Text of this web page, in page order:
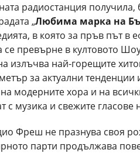
радиостанция получила,
„Любима марка на
в която за пръв път в
се превърне в култовото
излъчва най-горещите
за актуални тенденции
модерните хора и на
с музика и свежите гласове
Фреш не празнува своя
парти продължава